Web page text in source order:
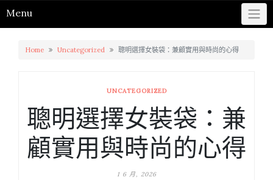
Menu
Home Uncategorized 聰明選擇女裝袋：兼顧實用與時尚的心得
UNCATEGORIZED
聰明選擇女裝袋：兼
顧實用與時尚的心得
1 6 月, 2026